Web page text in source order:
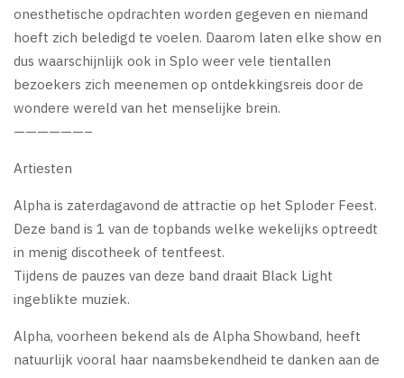
onesthetische opdrachten worden gegeven en niemand
hoeft zich beledigd te voelen. Daarom laten elke show en
dus waarschijnlijk ook in Splo weer vele tientallen
bezoekers zich meenemen op ontdekkingsreis door de
wondere wereld van het menselijke brein.
——————–
Artiesten
Alpha is zaterdagavond de attractie op het Sploder Feest.
Deze band is 1 van de topbands welke wekelijks optreedt
in menig discotheek of tentfeest.
Tijdens de pauzes van deze band draait Black Light
ingeblikte muziek.
Alpha, voorheen bekend als de Alpha Showband, heeft
natuurlijk vooral haar naamsbekendheid te danken aan de